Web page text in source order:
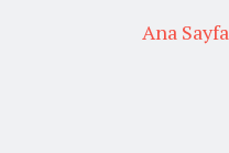
Ana Sayfa